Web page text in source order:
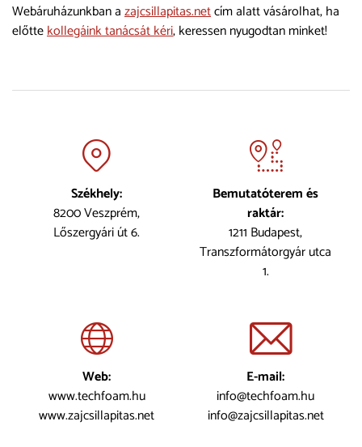
Webáruházunkban azajcsillapitas.netcím alatt vásárolhat, ha
előttekollegáink tanácsát kéri, keressen nyugodtan minket!
Székhely:
8200 Veszprém,
Lőszergyári út 6.
Bemutatóterem és
raktár:
1211 Budapest,
Transzformátorgyár utca
1.
Web:
www.techfoam.hu
www.zajcsillapitas.net
E-mail:
info@techfoam.hu
info@zajcsillapitas.net